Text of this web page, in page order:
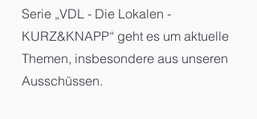
Serie „VDL - Die Lokalen -
KURZ&KNAPP“ geht es um aktuelle
Themen, insbesondere aus unseren
Ausschüssen.